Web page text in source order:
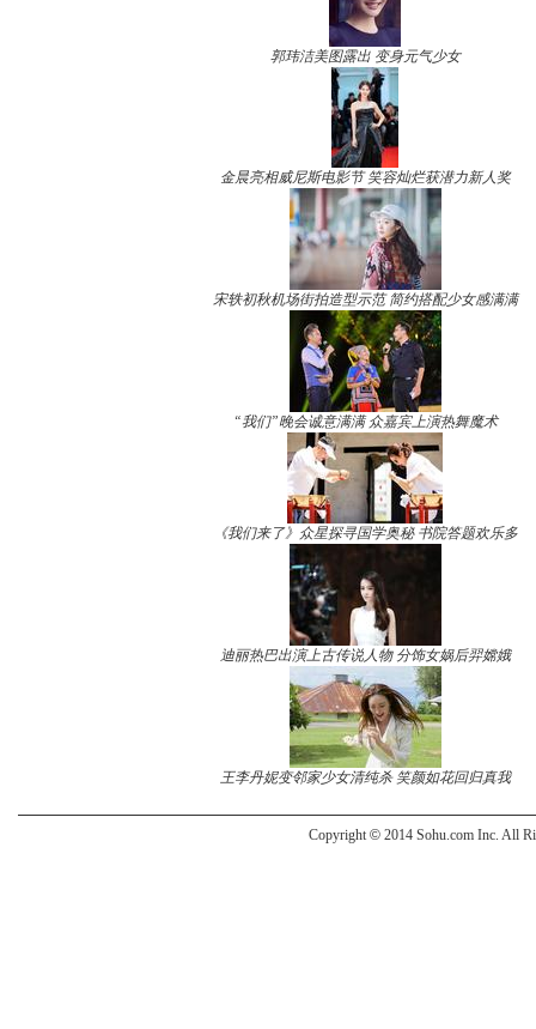
郭玮洁美图露出 变身元气少女
金晨亮相威尼斯电影节 笑容灿烂获潜力新人奖
宋轶初秋机场街拍造型示范 简约搭配少女感满满
“我们”晚会诚意满满 众嘉宾上演热舞魔术
《我们来了》众星探寻国学奥秘 书院答题欢乐多
迪丽热巴出演上古传说人物 分饰女娲后羿嫦娥
王李丹妮变邻家少女清纯杀 笑颜如花回归真我
Copyright © 2014 Sohu.com Inc. All